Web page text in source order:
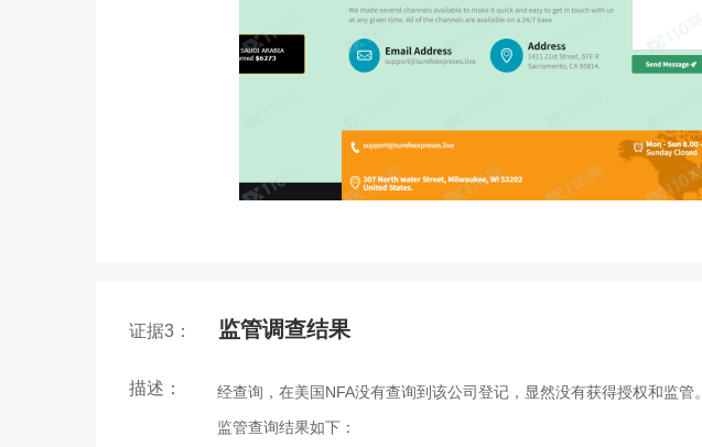
证据3： 监管调查结果
描述：
经查询，在美国NFA没有查询到该公司登记，显然没有获得授权和监管。
监管查询结果如下：